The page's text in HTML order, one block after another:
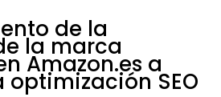
de la
la marca
Amazon.es a
optimización SEO